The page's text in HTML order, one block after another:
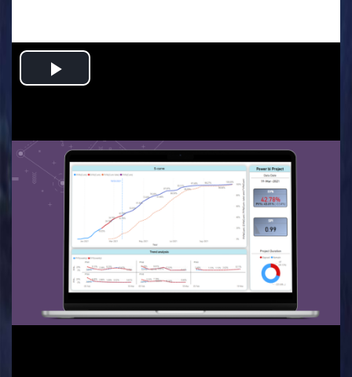
Play